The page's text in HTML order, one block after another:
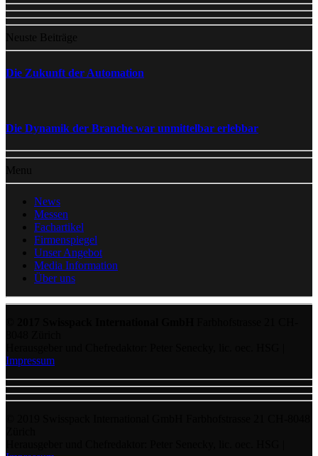
Neuste Beiträge
Die Zukunft der Automation
Die Dynamik der Branche war unmittelbar erlebbar
Menu
News
Messen
Fachartikel
Firmenspiegel
Unser Angebot
Media Information
Über uns
Impressum